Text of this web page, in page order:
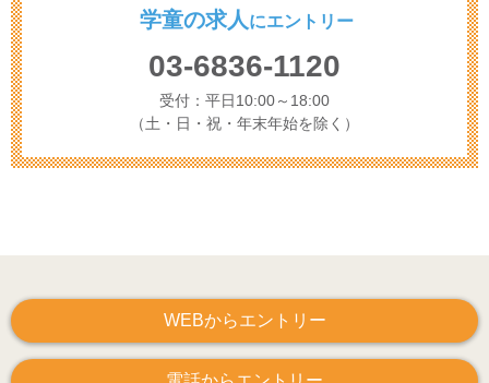
学童の求人 にエントリー
03-6836-1120
受付：平日10:00～18:00
（土・日・祝・年末年始を除く）
WEBからエントリー